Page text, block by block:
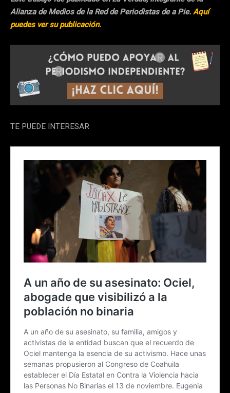
Alianza de Medios de la Red de Periodistas de a Pie.Aquí
puedes ver su publicación.
TE PUEDE INTERESAR